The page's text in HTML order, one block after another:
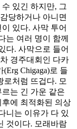
있긴 하지만, 그
당하거나 아니면
있다. 사막 투어
는 여러 명이 함께
다. 사막으로 들어
경주대회인 다카
Chigaga)로 들
로처럼 뜨겁다. 모
는 긴 가운 같은
에 최적화된 의상
니는 이유가 다 있
것이다. 모래바람